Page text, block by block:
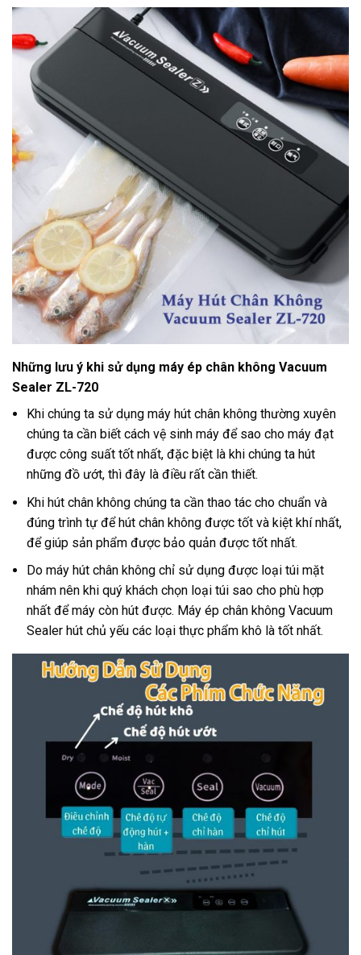
Những lưu ý khi sử dụng máy ép chân không Vacuum
Sealer ZL-720
Khi chúng ta sử dụng máy hút chân không thường xuyên
chúng ta cần biết cách vệ sinh máy để sao cho máy đạt
được công suất tốt nhất, đặc biệt là khi chúng ta hút
những đồ ướt, thì đây là điều rất cần thiết.
Khi hút chân không chúng ta cần thao tác cho chuẩn và
đúng trình tự để hút chân không được tốt và kiệt khí nhất,
để giúp sản phẩm được bảo quản được tốt nhất.
Do máy hút chân không chỉ sử dụng được loại túi mặt
nhám nên khi quý khách chọn loại túi sao cho phù hợp
nhất để máy còn hút được. Máy ép chân không Vacuum
Sealer hút chủ yếu các loại thực phẩm khô là tốt nhất.